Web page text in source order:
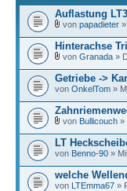
Auflastung
von papadieter
Hinterachse
von Granada »
Getriebe ->
von OnkelTom »
von Bullicouch »
LT
von Benno-90 »
welche
von LTEmma67 »